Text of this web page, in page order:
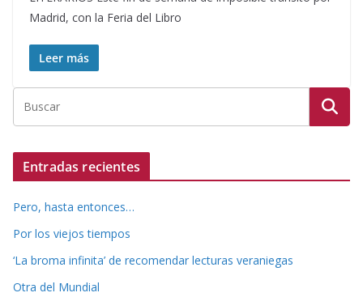
Madrid, con la Feria del Libro
Leer más
Entradas recientes
Pero, hasta entonces…
Por los viejos tiempos
‘La broma infinita’ de recomendar lecturas veraniegas
Otra del Mundial